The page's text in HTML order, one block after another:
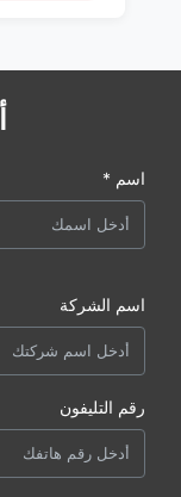
اسم *
اسم الشركة
رقم التليفون